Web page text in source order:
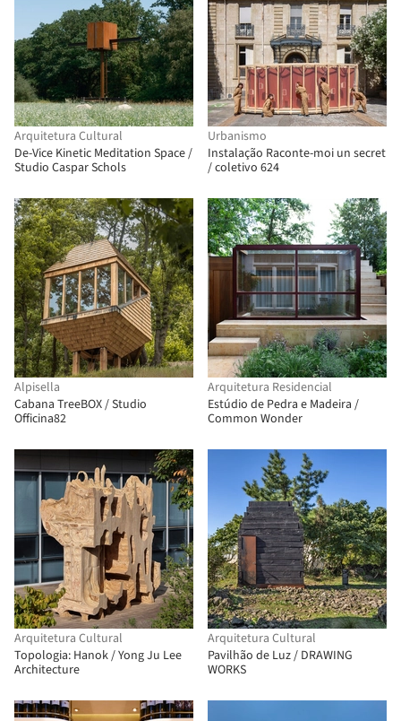
Arquitetura Cultural
De-Vice Kinetic Meditation Space /
Studio Caspar Schols
Urbanismo
Instalação Raconte-moi un secret
/ coletivo 624
Alpisella
Cabana TreeBOX / Studio
Officina82
Arquitetura Residencial
Estúdio de Pedra e Madeira /
Common Wonder
Arquitetura Cultural
Topologia: Hanok / Yong Ju Lee
Architecture
Arquitetura Cultural
Pavilhão de Luz / DRAWING
WORKS